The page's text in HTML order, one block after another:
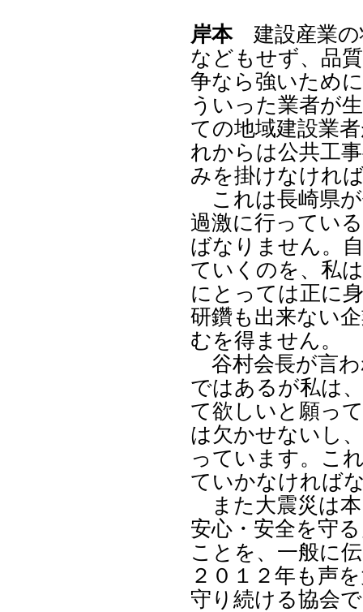
岸本建設産業の
などもせず、品
争なら強いため
ういった業者が
ての地域建設業
れからは公共工
みを掛けなけれ
これは長崎県
過激に行ってい
ばなりません。
ていくのを、私
にとっては正に
研鑽も出来ない
むを得ません。
谷村会長が言わ
ではあるが私は
て欲しいと願っ
は欠かせないし
っています。こ
ていかなければ
また大震災は
安心・安全を守
ことを、一般に
２０１２年も声
守り続ける協会